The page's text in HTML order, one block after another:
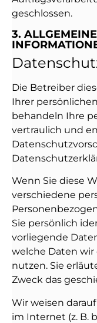
geschlossen.
3.
Die Betreiber
Ihrer
behandeln Ihre
vertraulich und
Wenn Sie diese
verschiedene
Sie persönlich
vorliegende
welche Daten
nutzen. Sie
Zweck das
Wir weisen
im Internet (z. B.